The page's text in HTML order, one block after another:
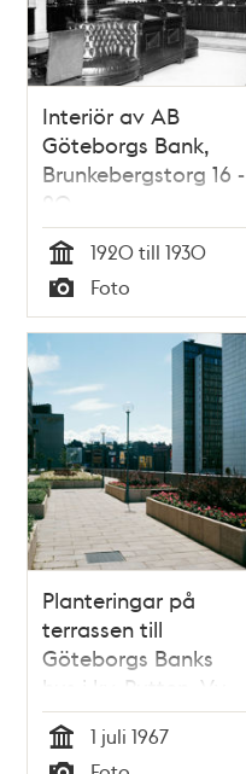
Interiör av AB
Göteborgs Bank,
Brunkebergstorg 16 -
20
Tid
1920 till 1930
Typ
Foto
Planteringar på
terrassen till
Göteborgs Banks
hus i kv. Putten. Vy
mot femte
hötorgshuset och
Tid
1 juli 1967